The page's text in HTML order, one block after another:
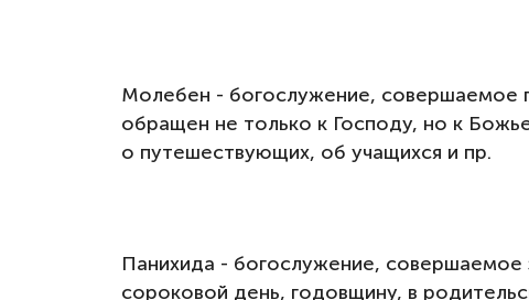
Молебен - богослужение, совершаемое
обращен не только к Господу, но к
о путешествующих, об учащихся и пр.
Панихида - богослужение, совершаемое
сороковой день, годовщину, в